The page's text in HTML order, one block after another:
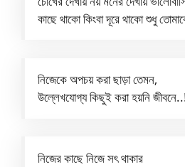
কাছে থাকো কিংবা দূরে থাকো শুধু
নিজেকে অপচয় করা ছাড়া তেমন,
উল্লেখযোগ্য কিছুই করা হয়নি
নিজের কাছে নিজে সৎ থাকার